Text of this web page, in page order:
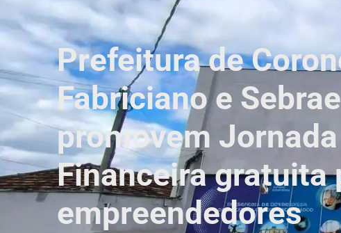
Prefeitura de
Fabriciano e Sebrae
promovem Jornada
Financeira gratuita
empreendedores